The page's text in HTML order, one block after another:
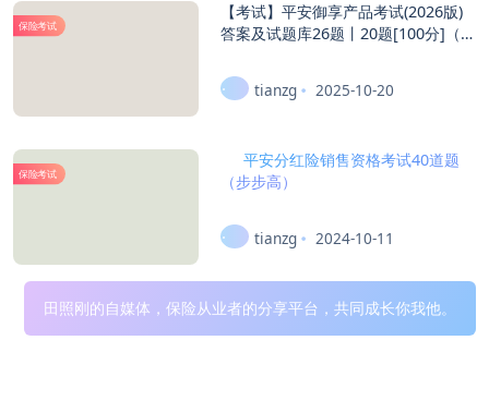
保险考试
【考试】平安御享产品考试(2026版)
答案及试题库26题丨20题[100分]（本
花、狼、老白
tianzg 2025-10-20
保险考试
平安分红险销售资格考试40道题
（步步高）
tianzg 2024-10-11
田照刚的自媒体，保险从业者的分享平台，共同成长你我他。